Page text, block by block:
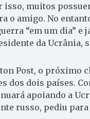
muitos
o amigo. No
“em um dia” e
da Ucrânia,
Post, o próximo
dos dois países.
apoiando a
russo, pediu